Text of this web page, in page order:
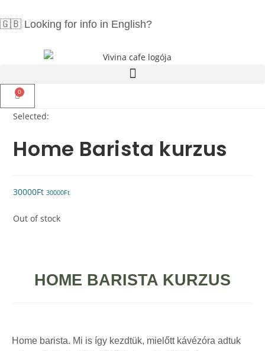
🇬🇧 Looking for info in English?
0
Selected:
Home Barista kurzus
30000Ft 30000Ft
Out of stock
HOME BARISTA KURZUS
Home barista. Mi is így kezdtük, mielőtt kávézóra adtuk